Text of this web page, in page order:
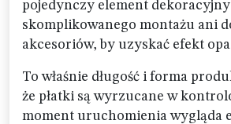
pojedynczy element
skomplikowanego montażu ani
akcesoriów, by uzyskać efekt
To właśnie długość i forma
że płatki są wyrzucane w
moment uruchomienia wygląda